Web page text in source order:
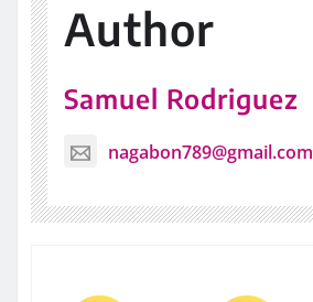
Author
Samuel Rodriguez
nagabon789@gmail.com